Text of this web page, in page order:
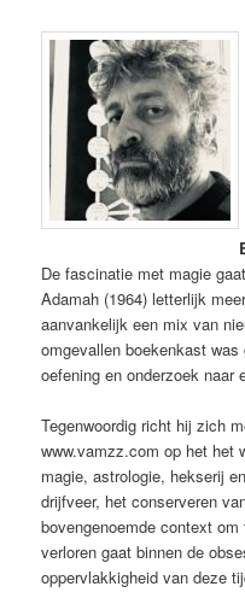
De fascinatie met magie
Adamah (1964) letterlijk
aanvankelijk een mix van
omgevallen boekenkast
oefening en onderzoek naar
Tegenwoordig richt hij zich
www.vamzz.com op het het
magie, astrologie, hekserij
drijfveer, het conserveren
bovengenoemde context
verloren gaat binnen de
oppervlakkigheid van deze